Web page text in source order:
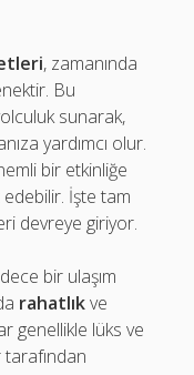
, zamanında
Bu
sunarak,
yardımcı olur.
bir etkinliğe
edebilir. İşte tam
devreye giriyor.
bir ulaşım
rahatlıkve
genellikle lüks ve